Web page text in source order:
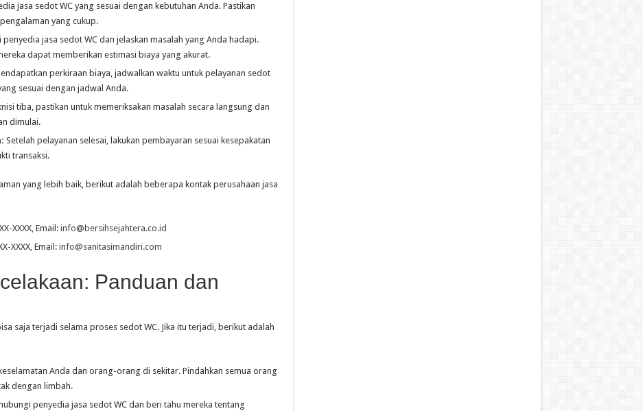
jasa sedot WC yang sesuai dengan kebutuhan Anda. Pastikan
yang cukup.
penyedia jasa sedot WC dan jelaskan masalah yang Anda hadapi.
dapat memberikan estimasi biaya yang akurat.
perkiraan biaya, jadwalkan waktu untuk pelayanan sedot
sesuai dengan jadwal Anda.
tiba, pastikan untuk memeriksakan masalah secara langsung dan
dimulai.
Setelah pelayanan selesai, lakukan pembayaran sesuai kesepakatan
transaksi.
yang lebih baik, berikut adalah beberapa kontak perusahaan jasa
XXXX, Email: info@bersihsejahtera.co.id
XXXX, Email: info@sanitasimandiri.com
Panduan dan
saja terjadi selama proses sedot WC. Jika itu terjadi, berikut adalah
Anda dan orang-orang di sekitar. Pindahkan semua orang
dengan limbah.
penyedia jasa sedot WC dan beri tahu mereka tentang